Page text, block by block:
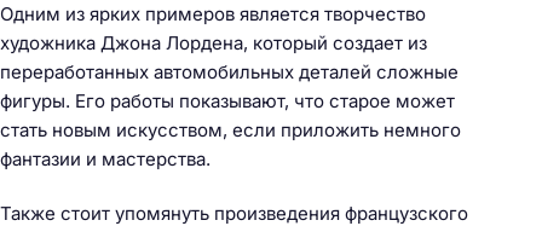
Одним из ярких примеров является творчество
художника Джона Лордена, который создает из
переработанных автомобильных деталей сложные
фигуры. Его работы показывают, что старое может
стать новым искусством, если приложить немного
фантазии и мастерства.
Также стоит упомянуть произведения французского